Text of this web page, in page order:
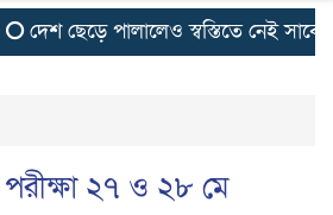
দেশ ছেড়ে পালালেও স্বস্তিতে নেই সাবেক
২৭ ও ২৮ মে